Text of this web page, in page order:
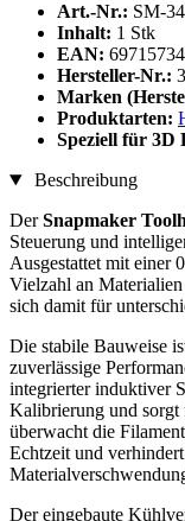
Art.-Nr.: SM-
Inhalt: 1 Stk
EAN:
Hersteller-Nr.:
Marken
Produktarten:
Speziell für 3D
Beschreibung
DerSnapmaker
Steuerung und
Ausgestattet mit einer
Vielzahl an
sich damit für
Die stabile Bauweise
zuverlässige
integrierter induktiver
Kalibrierung und sorgt
überwacht die
Echtzeit und
Der eingebaute